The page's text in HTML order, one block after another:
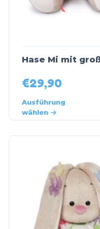
Hase Mi mit
€29,90
Ausführung
wählen